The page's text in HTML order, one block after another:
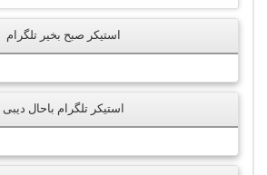
استیکر صبح بخیر تلگرام
استیکر تلگرام باحال دیبی